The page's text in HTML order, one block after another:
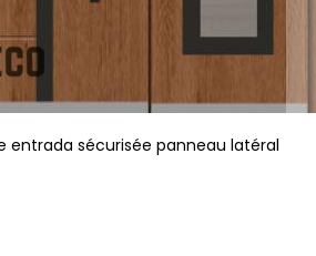
entrada sécurisée panneau latéral